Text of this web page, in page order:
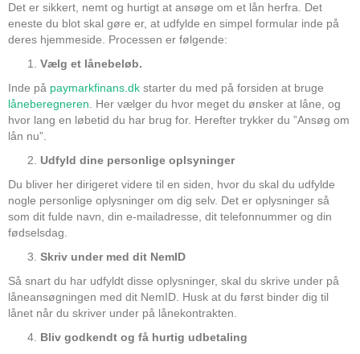
Det er sikkert, nemt og hurtigt at ansøge om et lån herfra. Det
eneste du blot skal gøre er, at udfylde en simpel formular inde på
deres hjemmeside. Processen er følgende:
Vælg et lånebeløb.
Inde på paymarkfinans.dk starter du med på forsiden at bruge
låneberegneren . Her vælger du hvor meget du ønsker at låne, og
hvor lang en løbetid du har brug for. Herefter trykker du ”Ansøg om
lån nu”.
Udfyld dine personlige oplsyninger
Du bliver her dirigeret videre til en siden, hvor du skal du udfylde
nogle personlige oplysninger om dig selv. Det er oplysninger så
som dit fulde navn, din e-mailadresse, dit telefonnummer og din
fødselsdag.
Skriv under med dit NemID
Så snart du har udfyldt disse oplysninger, skal du skrive under på
låneansøgningen med dit NemID. Husk at du først binder dig til
lånet når du skriver under på lånekontrakten.
Bliv godkendt og få hurtig udbetaling